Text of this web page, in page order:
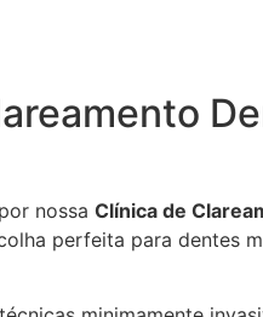
nossa Clínica de
perfeita para dentes